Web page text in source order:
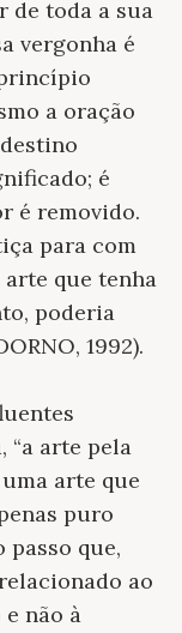
de toda a sua
vergonha é
a oração
é
é removido.
para com
que tenha
poderia
1992).
“a arte pela
arte que
puro
que,
ao
não à